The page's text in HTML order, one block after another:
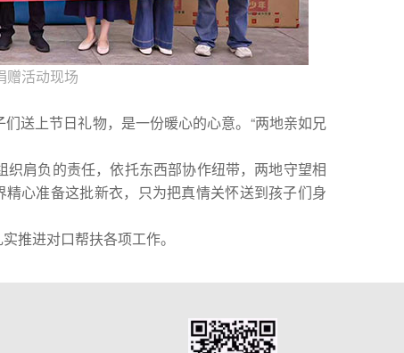
赠活动现场
上节日礼物，是一份暖心的心意。“两地亲如兄
肩负的责任，依托东西部协作纽带，两地守望相
心准备这批新衣，只为把真情关怀送到孩子们身
进对口帮扶各项工作。